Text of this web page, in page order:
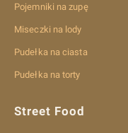
Pojemniki na zupę
Miseczki na lody
Pudełka na ciasta
Pudełka na torty
Street Food